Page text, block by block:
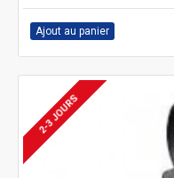
Ajout au panier
2-3 JOURS